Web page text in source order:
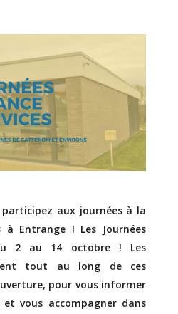
aux journées à la
à Entrange ! Les Journées
du 2 au 14 octobre ! Les
tout au long de ces
pour vous informer
et vous accompagner dans